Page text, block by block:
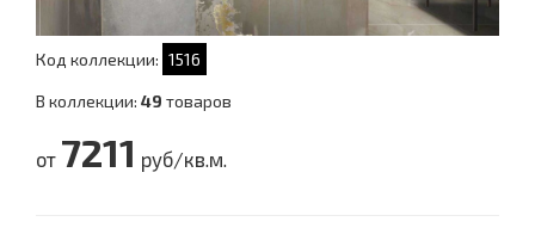
Код коллекции: 1516
В коллекции: 49 товаров
от 7211 руб/кв.м.